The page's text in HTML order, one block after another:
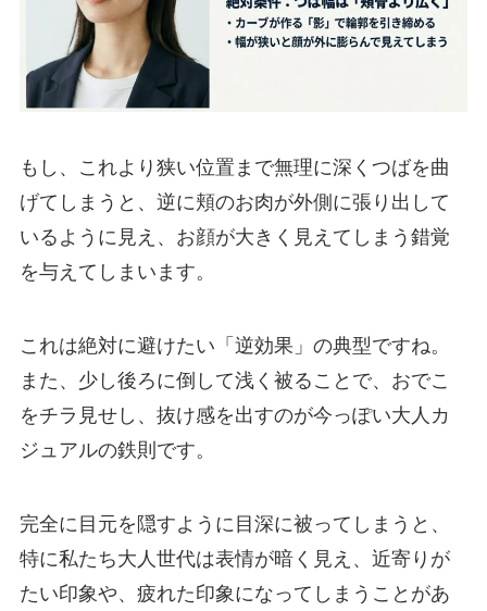
もし、これより狭い位置まで無理に深くつばを曲
げてしまうと、逆に頬のお肉が外側に張り出して
いるように見え、お顔が大きく見えてしまう錯覚
を与えてしまいます。
これは絶対に避けたい「逆効果」の典型ですね。
また、少し後ろに倒して浅く被ることで、おでこ
をチラ見せし、抜け感を出すのが今っぽい大人カ
ジュアルの鉄則です。
完全に目元を隠すように目深に被ってしまうと、
特に私たち大人世代は表情が暗く見え、近寄りが
たい印象や、疲れた印象になってしまうことがあ